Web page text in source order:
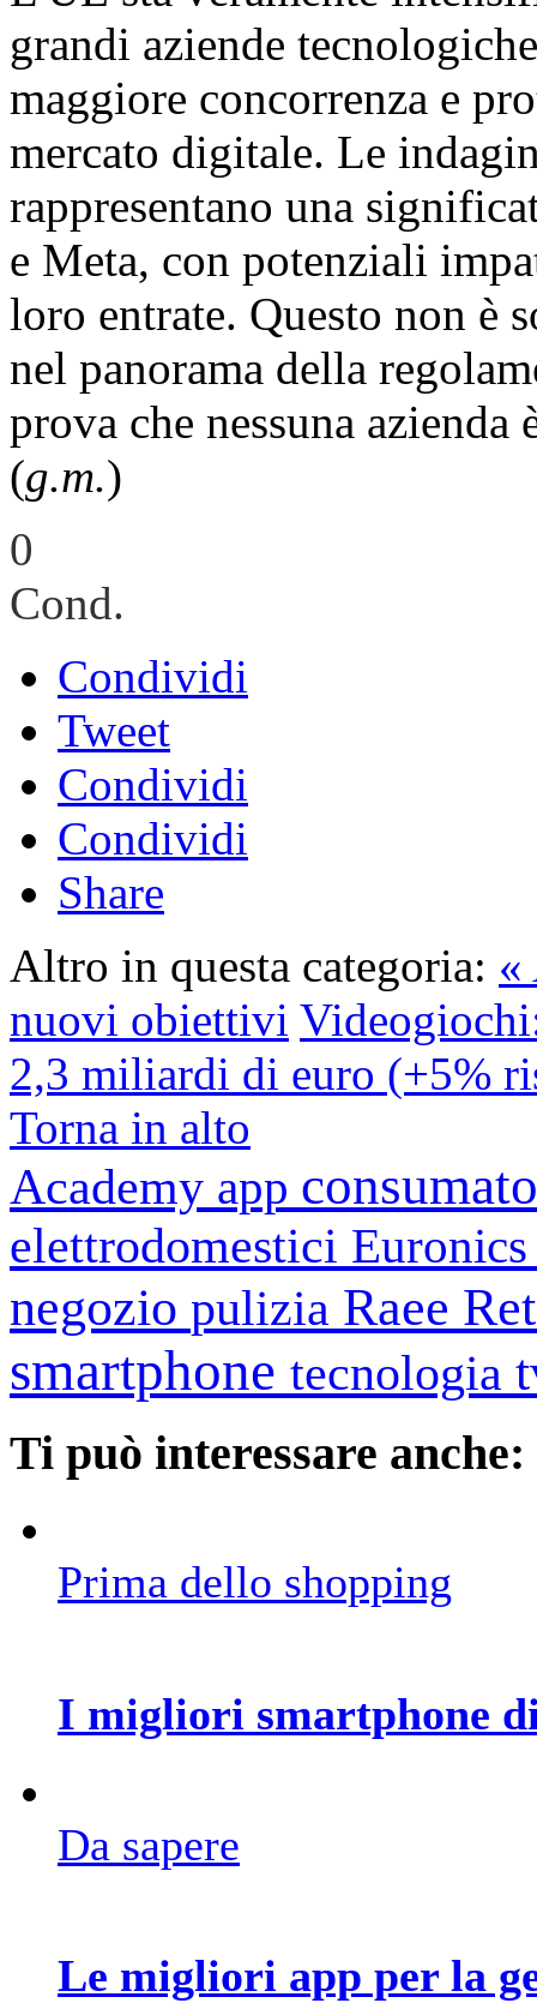
grandi aziende
maggiore concorrenza e
mercato digitale. Le
rappresentano una
e Meta, con potenziali
loro entrate. Questo non è
nel panorama della
prova che nessuna
(g.m.)
0
Cond.
Condividi
Tweet
Condividi
Condividi
Share
Altro in questa categoria: «
nuovi obiettivi
2,3 miliardi di euro (+5%
Torna in alto
Academy app
elettrodomestici
negozio pulizia Raee
smartphone tecnologia
Ti può interessare anche:
Prima dello shopping
I migliori smartphone
Da sapere
Le migliori app per la